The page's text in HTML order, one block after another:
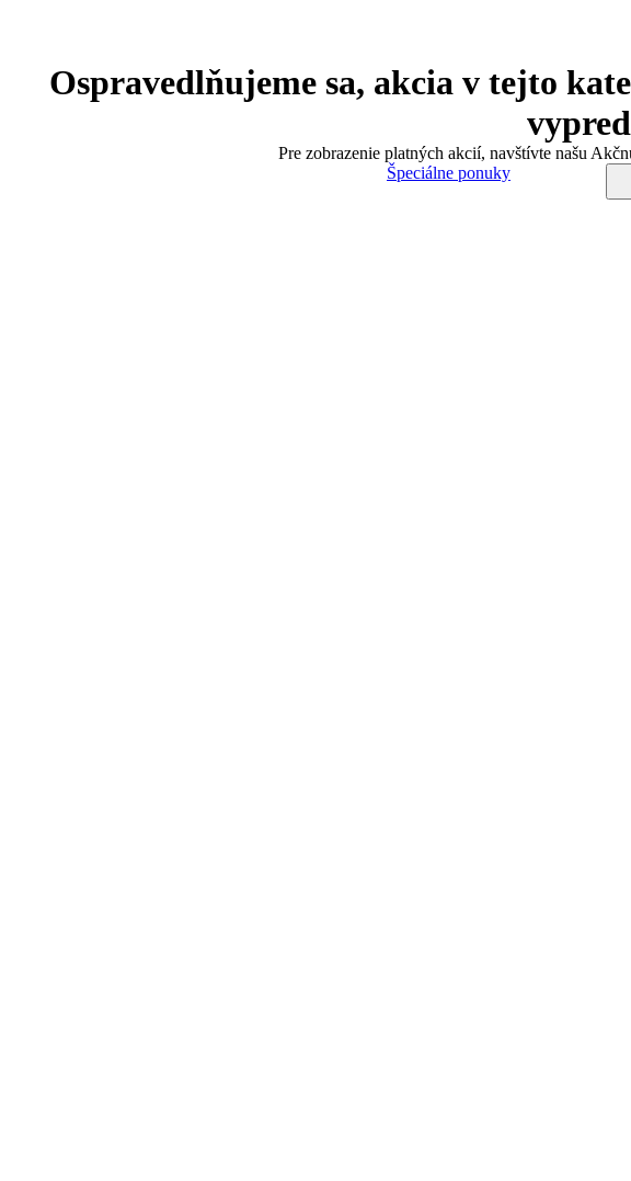
Ospravedlňujeme sa, akcia v tejto
Pre zobrazenie platných akcií, navštívte našu
Špeciálne ponuky